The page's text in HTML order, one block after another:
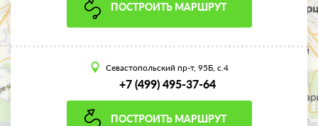
ПОСТРОИТЬ МАРШРУТ
Севастопольский пр-т, 95Б, с.4
+7 (499) 495-37-64
ПОСТРОИТЬ МАРШРУТ